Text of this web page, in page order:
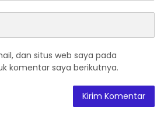
dan situs web saya pada
komentar saya berikutnya.